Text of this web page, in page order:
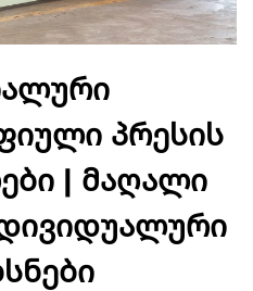
პრესის
| მაღალი